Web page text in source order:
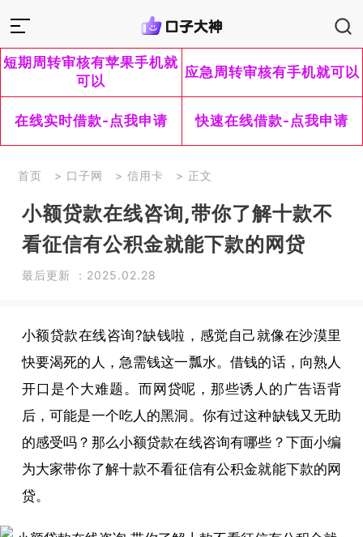
短期周转审核有苹果手机就
可以
应急周转审核有手机就可以
在线实时借款-点我申请 快速在线借款-点我申请
首页 > 口子网 > 信用卡 > 正文
小额贷款在线咨询,带你了解十款不
看征信有公积金就能下款的网贷
最后更新 ：2025.02.28
小额贷款在线咨询?缺钱啦，感觉自己就像在沙漠里
快要渴死的人，急需钱这一瓢水。借钱的话，向熟人
开口是个大难题。而网贷呢，那些诱人的广告语背
后，可能是一个吃人的黑洞。你有过这种缺钱又无助
的感受吗？那么小额贷款在线咨询有哪些？下面小编
为大家带你了解十款不看征信有公积金就能下款的网
贷。